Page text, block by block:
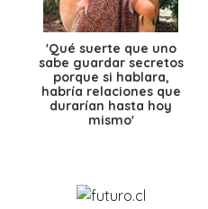
'Qué suerte que uno
sabe guardar secretos
porque si hablara,
habría relaciones que
durarían hasta hoy
mismo'